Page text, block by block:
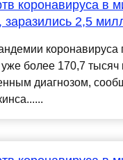
коронавируса в
заразились 2,5
коронавируса
уже более 170,7 тысяч
диагнозом,